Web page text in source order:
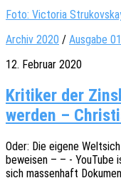
Foto: Victoria
Archiv 2020 / Ausgabe
12. Februar 2020
Kritiker der
werden –
Oder: Die eigene
bewei­sen – – - YouTube
sich massen­haft